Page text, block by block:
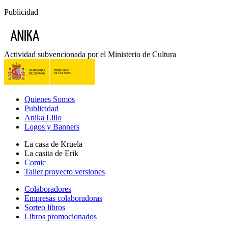
Publicidad
Actividad subvencionada por el Ministerio de Cultura
Quienes Somos
Publicidad
Anika Lillo
Logos y Banners
La casa de Kruela
La casita de Erik
Comic
Taller proyecto versiones
Colaboradores
Empresas colaboradoras
Sorteo libros
Libros promocionados